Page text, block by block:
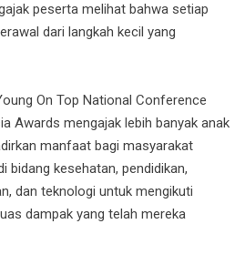
peserta melihat bahwa setiap
dari langkah kecil yang
On Top National Conference
Awards mengajak lebih banyak anak
manfaat bagi masyarakat
bidang kesehatan, pendidikan,
dan teknologi untuk mengikuti
dampak yang telah mereka